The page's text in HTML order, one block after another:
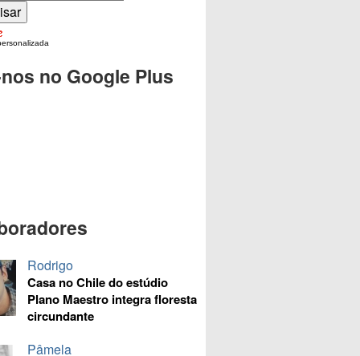
no Google Plus
Rodrigo
Casa no Chile do estúdio
Plano Maestro integra floresta
circundante
Pâmela